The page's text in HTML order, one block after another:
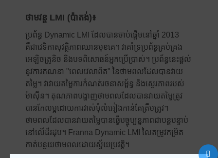
ថាមវន្ត LMI (ប៉ាតង់)៖
ប្រព័ន្ធ Dynamic LMI ដែលបានចាប់ផ្តើមនៅឆ្នាំ 2013
គឺជាវេទិកាសុវត្ថិភាពឈានមុខគេ។ វាគាំទ្រប្រព័ន្ធគ្រប់គ្រង
អេឡិចត្រូនិច និងបទពិសោធន៍អ្នកប្រើប្រាស់។ ប្រព័ន្ធនេះផ្តល់
នូវការគណនា "ពេលវេលាពិត" នៃថាមពលដែលបានវាយ
តម្លៃ។ វាវាយតម្លៃការកំណត់រចនាសម្ព័ន្ធ និងស្ថេរភាពរបស់
ម៉ាស៊ីន។ គុណភាពបង្ហាញថាមពលដែលបានវាយតម្លៃត្រូវ
បានកែលម្អដោយការវាស់មុំលំអៀងកាន់តែត្រឹមត្រូវ។
ថាមពលដែលបានវាយតម្លៃបានធ្វើបច្ចុប្បន្នភាពជាបន្តបន្ទាប់
នៅលើដីរដុប។ Franna Dynamic LMI លៃតម្រូវកម្រិត
កាត់បន្ថយថាមពលដោយស្វ័យប្រវត្តិ។